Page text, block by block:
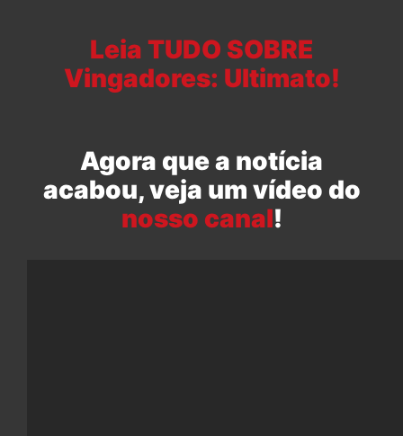
Leia TUDO SOBRE
Vingadores: Ultimato!
Agora que a notícia
acabou, veja um vídeo do
nosso canal!